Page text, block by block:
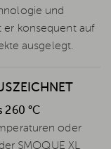
und
er konsequent auf
ausgelegt.
260 °C
oder
SMOQUE XL